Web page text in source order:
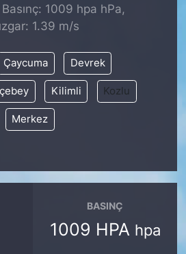
1009 hpa hPa,
1.39 m/s
Çaycuma Devrek
Kilimli Kozlu
Merkez
BASINÇ
1009 HPA hpa